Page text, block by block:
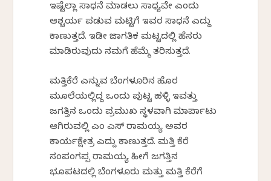
ಇಷ್ಟೆಲ್ಲಾ ಸಾಧನೆ ಮಾಡಲು ಸಾಧ್ಯವೇ ಎಂದು
ಆಶ್ಚರ್ಯ ಪಡುವ ಮಟ್ಟಿಗೆ ಇವರ ಸಾಧನೆ ಎದ್ದು
ಕಾಣುತ್ತದೆ. ಇಡೀ ಜಾಗತಿಕ ಮಟ್ಟದಲ್ಲಿ ಹೆಸರು
ಮಾಡಿರುವುದು ನಮಗೆ ಹೆಮ್ಮೆ ತರಿಸುತ್ತದೆ.
ಮತ್ತಿಕೆರೆ ಎನ್ನುವ ಬೆಂಗಳೂರಿನ ಹೊರ
ಮೂಲೆಯಲ್ಲಿದ್ದ ಒಂದು ಪುಟ್ಟ ಹಳ್ಳಿ ಇವತ್ತು
ಜಗತ್ತಿನ ಒಂದು ಪ್ರಮುಖ ಸ್ಥಳವಾಗಿ ಮಾರ್ಪಾಟು
ಆಗಿರುವಲ್ಲಿ ಎಂ ಎಸ್ ರಾಮಯ್ಯ ಅವರ
ಕಾರ್ಯಕ್ಷೇತ್ರ ಎದ್ದು ಕಾಣುತ್ತದೆ. ಮತ್ತಿ ಕೆರೆ
ಸಂಪಂಗಪ್ಪ ರಾಮಯ್ಯ ಹೀಗೆ ಜಗತ್ತಿನ
ಭೂಪಟದಲ್ಲಿ ಬೆಂಗಳೂರು ಮತ್ತು ಮತ್ತಿ ಕೆರೆಗೆ